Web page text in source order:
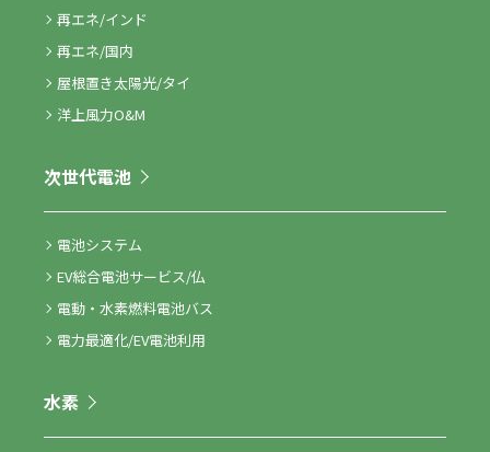
再エネ/インド
再エネ/国内
屋根置き太陽光/タイ
洋上風力O&M
次世代電池
電池システム
EV総合電池サービス/仏
電動・水素燃料電池バス
電力最適化/EV電池利用
水素